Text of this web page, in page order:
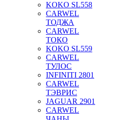
KOKO SL558
CARWEL
ТОДЖА
CARWEL
ТОКО
KOKO SL559
CARWEL
ТУЛОС
INFINITI 2801
CARWEL
ТЭВРИС
JAGUAR 2901
CARWEL